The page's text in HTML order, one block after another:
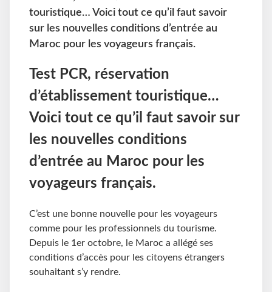
touristique… Voici tout ce qu’il faut savoir
sur les nouvelles conditions d’entrée au
Maroc pour les voyageurs français.
Test PCR, réservation
d’établissement touristique…
Voici tout ce qu’il faut savoir sur
les nouvelles conditions
d’entrée au Maroc pour les
voyageurs français.
C’est une bonne nouvelle pour les voyageurs
comme pour les professionnels du tourisme.
Depuis le 1er octobre, le Maroc a allégé ses
conditions d’accès pour les citoyens étrangers
souhaitant s’y rendre.